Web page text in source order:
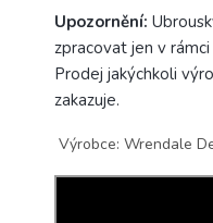
Upozornění:
zpracovat jen v
Prodej jakýchkoli
zakazuje.
Výrobce: Wrendale